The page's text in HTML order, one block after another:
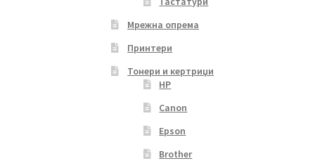
Мрежна опрема
Принтери
Тонери и кертриџи
HP
Canon
Epson
Brother